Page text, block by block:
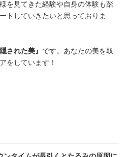
を見てきた経験や自身の体験も踏
トしていきたいと思っておりま
隠された美』 です。あなたの美を取
をしています！